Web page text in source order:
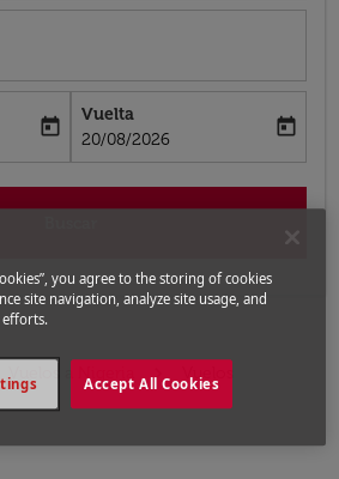
date-aria-label
today
Vuelta
fc-booking-return-date-aria-label
20/08/2026
today
Vuelos a Nigeria
Vuelos
you agree to the storing of cookies
site navigation, analyze site usage, and
Accept All Cookies